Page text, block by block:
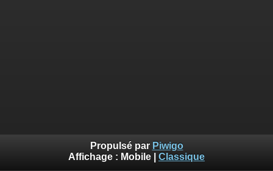
Propulsé par Piwigo
Affichage : Mobile Classique